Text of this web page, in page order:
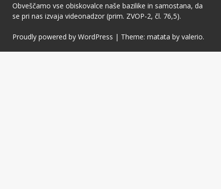
Obveščamo vse obiskovalce naše bazilike in samostana, da
se pri nas izvaja videonadzor (prim. ZVOP-2, čl. 76,5).
Proudly powered by WordPress | Theme: matata by valerio.